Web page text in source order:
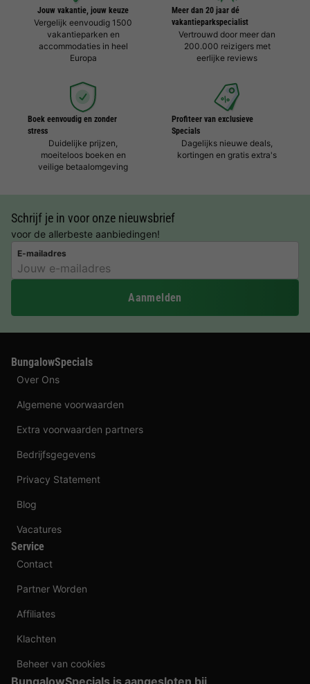
Jouw vakantie, jouw keuze
Vergelijk eenvoudig 1500
vakantieparken en
accommodaties in heel
Europa
Meer dan 20 jaar dé
vakantieparkspecialist
Vertrouwd door meer dan
200.000 reizigers met
eerlijke reviews
Boek eenvoudig en zonder
stress
Duidelijke prijzen,
moeiteloos boeken en
veilige betaalomgeving
Profiteer van exclusieve
Specials
Dagelijks nieuwe deals,
kortingen en gratis extra's
Schrijf je in voor onze nieuwsbrief
voor de allerbeste aanbiedingen!
E-mailadres
Aanmelden
BungalowSpecials
Over Ons
Algemene voorwaarden
Extra voorwaarden partners
Bedrijfsgegevens
Privacy Statement
Blog
Vacatures
Service
Contact
Partner Worden
Affiliates
Klachten
Beheer van cookies
BungalowSpecials is aangesloten bij